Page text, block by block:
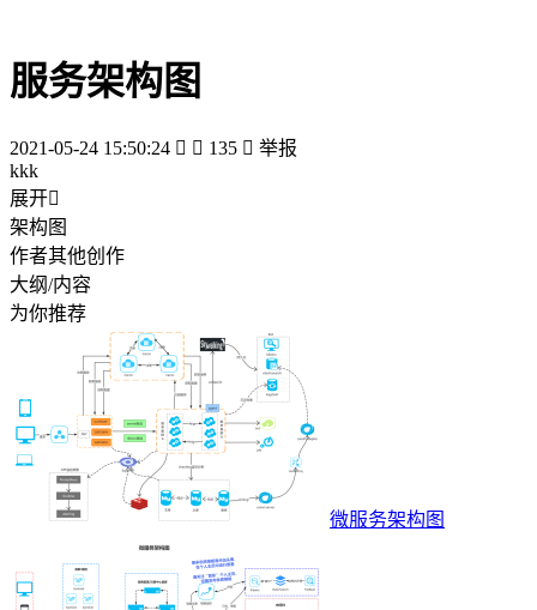
服务架构图
2021-05-24 15:50:24   135  举报
kkk
展开
架构图
作者其他创作
大纲/内容
为你推荐
微服务架构图